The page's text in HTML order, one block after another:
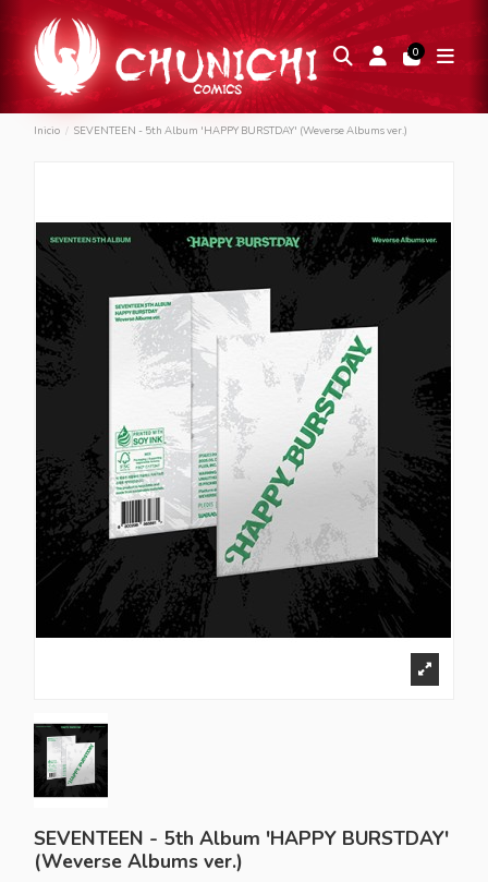
0
Inicio SEVENTEEN - 5th Album 'HAPPY BURSTDAY' (Weverse Albums ver.)
SEVENTEEN - 5th Album 'HAPPY BURSTDAY'
(Weverse Albums ver.)